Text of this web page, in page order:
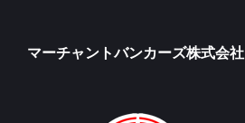
マーチャントバンカーズ株式会社